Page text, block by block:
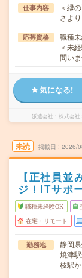
仕事内容
＜縁
さよ
応募資格
職種
＜未
問い
気になる!
派遣会社 株式会社
未読 掲載日 2026/
【正社員並
ジ！ITサポ
職種未経験OK
在宅・リモート
勤務地
静岡
焼津
枝駅